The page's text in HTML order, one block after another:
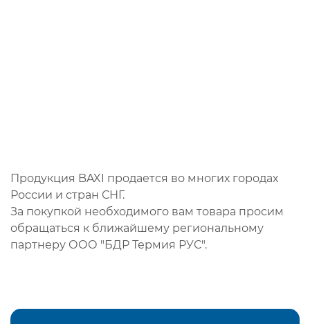
Продукция BAXI продается во многих городах
России и стран СНГ.
За покупкой необходимого вам товара просим
обращаться к ближайшему региональному
партнеру ООО "БДР Термия РУС".